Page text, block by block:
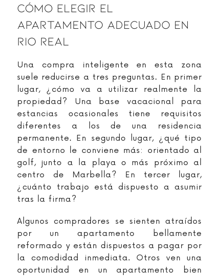
Cómo Elegir El
Apartamento Adecuado En
Rio Real
Una compra inteligente en esta zona
suele reducirse a tres preguntas. En primer
lugar, ¿cómo va a utilizar realmente la
propiedad? Una base vacacional para
estancias ocasionales tiene requisitos
diferentes a los de una residencia
permanente. En segundo lugar, ¿qué tipo
de entorno le conviene más: orientado al
golf, junto a la playa o más próximo al
centro de Marbella? En tercer lugar,
¿cuánto trabajo está dispuesto a asumir
tras la firma?
Algunos compradores se sienten atraídos
por un apartamento bellamente
reformado y están dispuestos a pagar por
la comodidad inmediata. Otros ven una
oportunidad en un apartamento bien